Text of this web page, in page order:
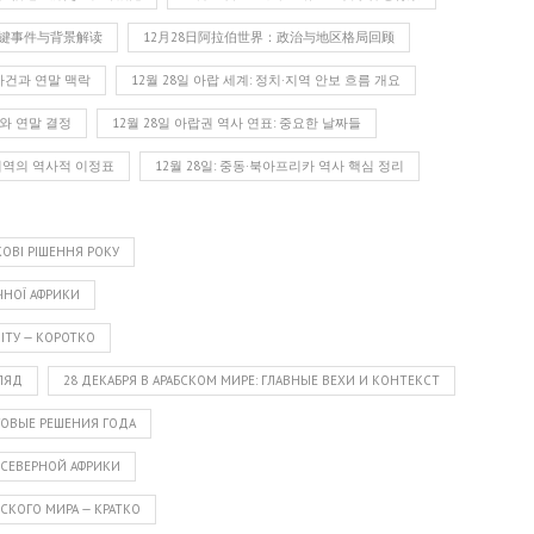
事件与背景解读 12月28日阿拉伯世界：政治与地区格局回顾
건과 연말 맥락 12월 28일 아랍 세계: 정치·지역 안보 흐름 개요
연말 결정 12월 28일 아랍권 역사 연표: 중요한 날짜들
의 역사적 이정표 12월 28일: 중동·북아프리카 역사 핵심 정리
РІШЕННЯ РОКУ
АФРИКИ
— КОРОТКО
28 ДЕКАБРЯ В АРАБСКОМ МИРЕ: ГЛАВНЫЕ ВЕХИ И КОНТЕКСТ
РЕШЕНИЯ ГОДА
АФРИКИ
МИРА — КРАТКО